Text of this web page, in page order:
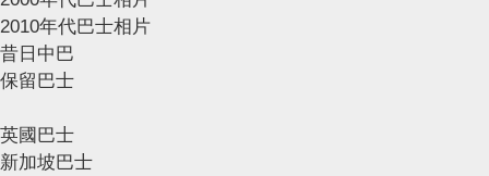
2010年代巴士相片
昔日中巴
保留巴士
英國巴士
新加坡巴士